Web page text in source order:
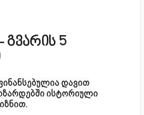
5
დავით
ისტორიული